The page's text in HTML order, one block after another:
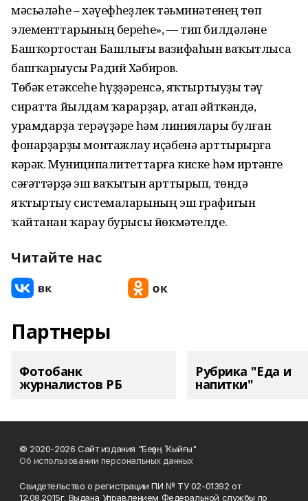
мәсьәләһе – хәүефһеҙлек тәьминәтенең төп
элементтарының береһе», — тип билдәләне
Башҡортостан Башлығы вазифаһын ваҡытлыса
башҡарыусы Радий Хәбиров.
Төбәк етәксеһе һүҙҙәренсә, яҡтыртыуҙы тәү
сиратта йылдам ҡарарҙар, атап әйткәндә,
урамдарҙа терәүҙәре һәм линиялары булған
фонарҙарҙы монтажлау иҫәбенә арттырырға
кәрәк. Муниципалитеттарға киске һәм иртәнге
сәғәттәрҙә эш ваҡытын арттырып, төндә
яҡтыртыу системаларының эш графигын
ҡайтанан ҡарау бурысы йөкмәтелде.
Читайте нас
Партнеры
Фотобанк
журналистов РБ
Рубрика "Еда и
напитки"
© 2020-2026 Сайт издания "Беҙҙең Ҡыйғы"
Об использовании персональных данных
Свидетельство о регистрации ПИ № ТУ 02-01392 от
12.08.2015г. Выдана Управлением Федеральной службы по